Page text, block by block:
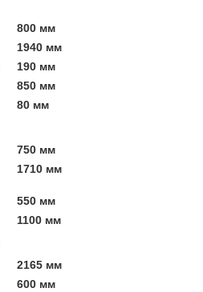
800 мм
1940 мм
190 мм
850 мм
80 мм
750 мм
1710 мм
550 мм
1100 мм
2165 мм
600 мм